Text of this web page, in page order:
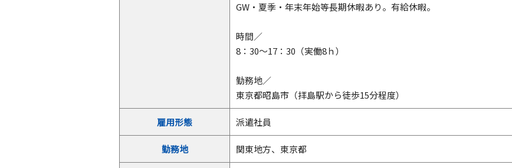
GW・夏季・年末年始等長期休暇あり。有給休暇。
時間／
8：30～17：30（実働8ｈ）
勤務地／
東京都昭島市（拝島駅から徒歩15分程度）
雇用形態 派遣社員
勤務地 関東地方、東京都